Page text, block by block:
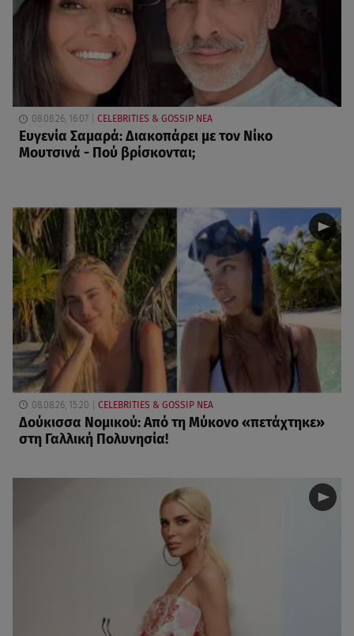
08.08.26, 16:07 CELEBRITIES & GOSSIP ΝΕΑ
Ευγενία Σαμαρά: Διακοπάρει με τον Νίκο
Μουτσινά - Πού βρίσκονται;
08.08.26, 15:20 CELEBRITIES & GOSSIP ΝΕΑ
Δούκισσα Νομικού: Από τη Μύκονο «πετάχτηκε»
στη Γαλλική Πολυνησία!